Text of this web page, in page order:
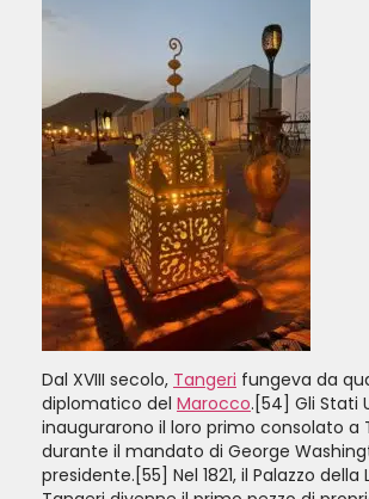
Dal XVIII secolo, Tangeri fungeva da
diplomatico del Marocco.[54] Gli Stati
inaugurarono il loro primo consolato a
durante il mandato di George
presidente.[55] Nel 1821, il Palazzo della